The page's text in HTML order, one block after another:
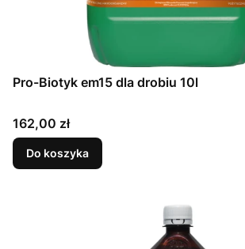
Pro-Biotyk em15 dla drobiu 10l
Cena
162,00 zł
Do koszyka